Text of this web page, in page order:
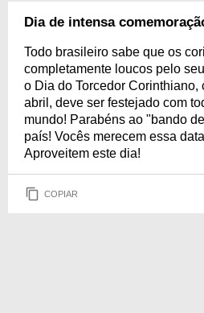
Dia de intensa
Todo brasileiro sabe que os
completamente loucos pelo
o Dia do Torcedor Corinthiano,
abril, deve ser festejado com
mundo! Parabéns ao "bando
país! Vocês merecem essa
Aproveitem este dia!
COPIAR